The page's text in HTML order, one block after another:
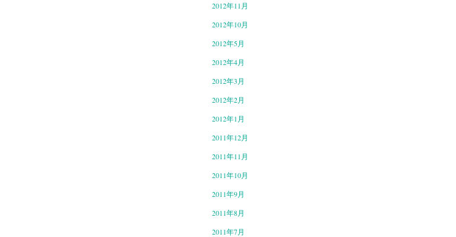
2012年11月
2012年10月
2012年5月
2012年4月
2012年3月
2012年2月
2012年1月
2011年12月
2011年11月
2011年10月
2011年9月
2011年8月
2011年7月